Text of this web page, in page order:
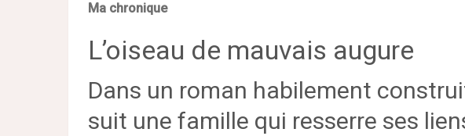
Ma chronique
L’oiseau de mauvais augure
Dans un roman habilement
suit une famille qui resserre ses